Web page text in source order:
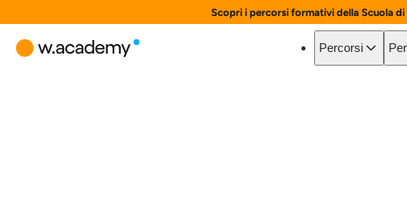
Scopri i percorsi formativi della Scuola di
Percorsi